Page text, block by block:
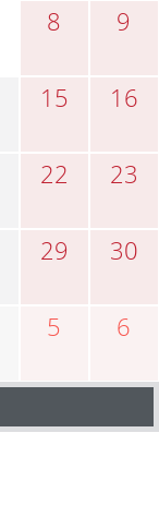
8 9
15 16
22 23
29 30
5 6